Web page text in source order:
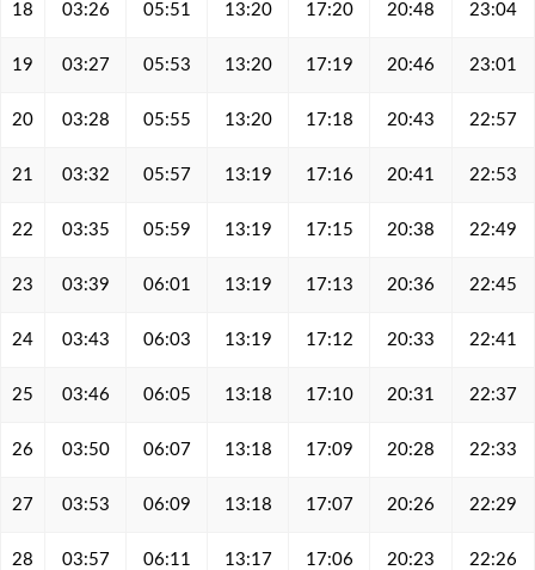
18 03:26 05:51 13:20 17:20 20:48 23:04
19 03:27 05:53 13:20 17:19 20:46 23:01
20 03:28 05:55 13:20 17:18 20:43 22:57
21 03:32 05:57 13:19 17:16 20:41 22:53
22 03:35 05:59 13:19 17:15 20:38 22:49
23 03:39 06:01 13:19 17:13 20:36 22:45
24 03:43 06:03 13:19 17:12 20:33 22:41
25 03:46 06:05 13:18 17:10 20:31 22:37
26 03:50 06:07 13:18 17:09 20:28 22:33
27 03:53 06:09 13:18 17:07 20:26 22:29
28 03:57 06:11 13:17 17:06 20:23 22:26